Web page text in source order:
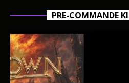
PRE-COMMANDE